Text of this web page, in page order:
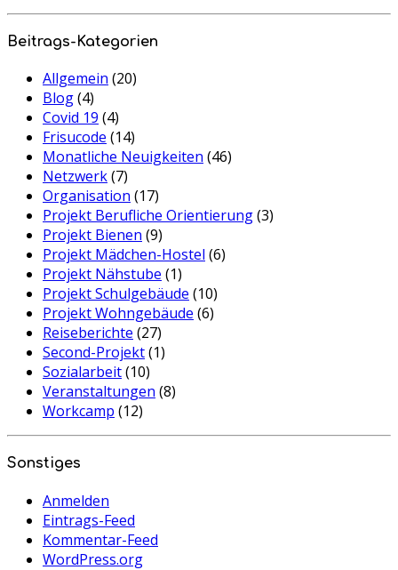
Beitrags-Kategorien
Allgemein (20)
Blog(4)
Covid 19 (4)
Frisucode (14)
Monatliche Neuigkeiten (46)
Netzwerk(7)
Organisation (17)
Projekt Berufliche Orientierung(3)
Projekt Bienen (9)
Projekt Mädchen-Hostel (6)
Projekt Nähstube (1)
Projekt Schulgebäude (10)
Projekt Wohngebäude (6)
Reiseberichte (27)
Second-Projekt(1)
Sozialarbeit(10)
Veranstaltungen (8)
Workcamp (12)
Sonstiges
Anmelden
Eintrags-Feed
Kommentar-Feed
WordPress.org